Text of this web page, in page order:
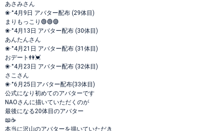
あさみさん
❀·°4月9日 アバター配布 (29体目)
まりもっこり🟢🟢🟣
❀·°4月13日 アバター配布 (30体目)
あんたんさん
❀·°4月21日 アバター配布 (31体目)
おデート👫💓
❀·°4月23日 アバター配布 (32体目)
さこさん
❀·°6月25日アバター配布(33体目)
公式になり初めてのアバターです
NAOさんに描いていただくのが
最後になる20体目のアバター
📖☕
本当に沢山のアバターを描いていただき